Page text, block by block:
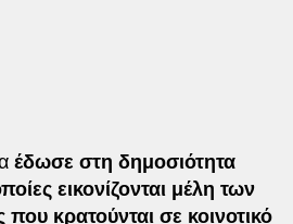
έδωσε στη δημοσιότητα
εικονίζονται μέλη των
κρατούνται σε κοινοτικό